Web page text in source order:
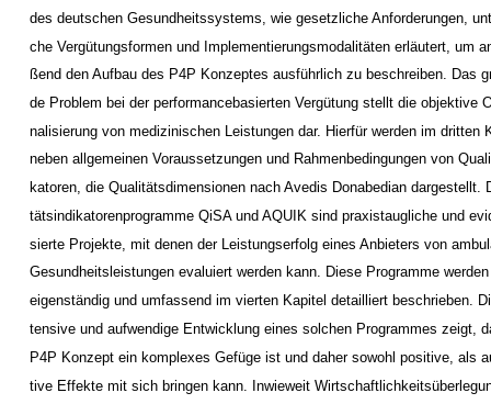
des deutschen Gesundheitssystems, wie gesetzliche Anforderungen,
che Vergütungsformen und Implementierungsmodalitäten erläutert, um
ßend den Aufbau des P4P Konzeptes ausführlich zu beschreiben. Das
de Problem bei der performancebasierten Vergütung stellt die objektive
nalisierung von medizinischen Leistungen dar. Hierfür werden im dritten
neben allgemeinen Voraussetzungen und Rahmenbedingungen von
katoren, die Qualitätsdimensionen nach Avedis Donabedian dargestellt.
tätsindikatorenprogramme QiSA und AQUIK sind praxistaugliche und
sierte Projekte, mit denen der Leistungserfolg eines Anbieters von
Gesundheitsleistungen evaluiert werden kann. Diese Programme
eigenständig und umfassend im vierten Kapitel detailliert beschrieben.
tensive und aufwendige Entwicklung eines solchen Programmes zeigt,
P4P Konzept ein komplexes Gefüge ist und daher sowohl positive, als
tive Effekte mit sich bringen kann. Inwieweit